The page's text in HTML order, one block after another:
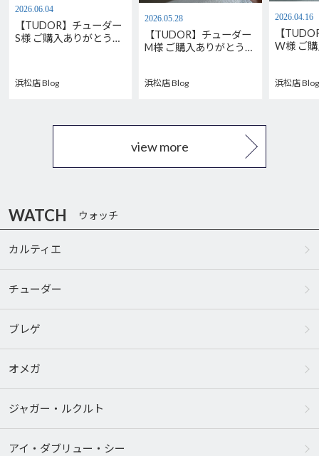
2026.06.04
【TUDOR】チューダー
S様 ご購入ありがとうご
浜松店 Blog
2026.05.28
【TUDOR】チューダー
M様 ご購入ありがとうご
浜松店 Blog
2026.04.16
【
W様 ご
浜松店 Blog
view more
WATCH ウォッチ
カルティエ
チューダー
ブレゲ
オメガ
ジャガー・ルクルト
アイ・ダブリュー・シー